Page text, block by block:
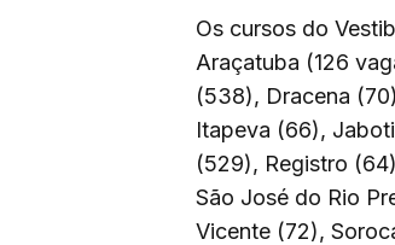
Os cursos do
Araçatuba (126
(538), Dracena
Itapeva (66),
(529), Registro
São José do Rio
Vicente (72),